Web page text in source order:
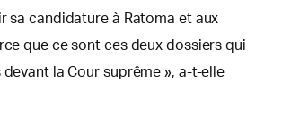
sa candidature à Ratoma et aux
que ce sont ces deux dossiers qui
la Cour suprême », a-t-elle